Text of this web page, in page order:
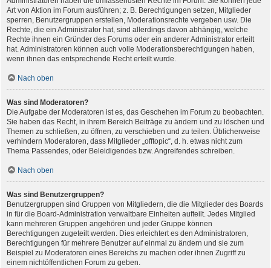
Art von Aktion im Forum ausführen; z. B. Berechtigungen setzen, Mitglieder
sperren, Benutzergruppen erstellen, Moderationsrechte vergeben usw. Die
Rechte, die ein Administrator hat, sind allerdings davon abhängig, welche
Rechte ihnen ein Gründer des Forums oder ein anderer Administrator erteilt
hat. Administratoren können auch volle Moderationsberechtigungen haben,
wenn ihnen das entsprechende Recht erteilt wurde.
Nach oben
Was sind Moderatoren?
Die Aufgabe der Moderatoren ist es, das Geschehen im Forum zu beobachten.
Sie haben das Recht, in ihrem Bereich Beiträge zu ändern und zu löschen und
Themen zu schließen, zu öffnen, zu verschieben und zu teilen. Üblicherweise
verhindern Moderatoren, dass Mitglieder „offtopic“, d. h. etwas nicht zum
Thema Passendes, oder Beleidigendes bzw. Angreifendes schreiben.
Nach oben
Was sind Benutzergruppen?
Benutzergruppen sind Gruppen von Mitgliedern, die die Mitglieder des Boards
in für die Board-Administration verwaltbare Einheiten aufteilt. Jedes Mitglied
kann mehreren Gruppen angehören und jeder Gruppe können
Berechtigungen zugeteilt werden. Dies erleichtert es den Administratoren,
Berechtigungen für mehrere Benutzer auf einmal zu ändern und sie zum
Beispiel zu Moderatoren eines Bereichs zu machen oder ihnen Zugriff zu
einem nichtöffentlichen Forum zu geben.